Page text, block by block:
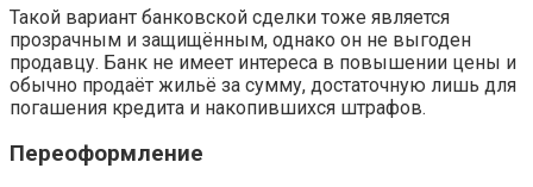
Такой вариант банковской сделки тоже является
прозрачным и защищённым, однако он не выгоден
продавцу. Банк не имеет интереса в повышении цены и
обычно продаёт жильё за сумму, достаточную лишь для
погашения кредита и накопившихся штрафов.
Переоформление